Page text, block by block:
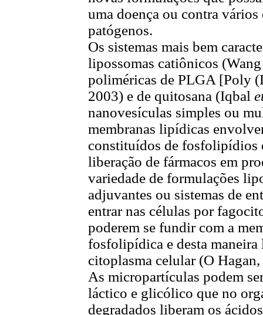
uma doença ou contra
patógenos.
Os sistemas mais bem
lipossomas catiônicos
poliméricas de PLGA [Poly
2003) e de quitosana (Iqbal
nanovesículas simples ou
membranas lipídicas
constituídos de fosfolipídios
liberação de fármacos em
variedade de formulações
adjuvantes ou sistemas de
entrar nas células por
poderem se fundir com a
fosfolipídica e desta
citoplasma celular (O
As micropartículas podem
láctico e glicólico que no
degradados liberam os